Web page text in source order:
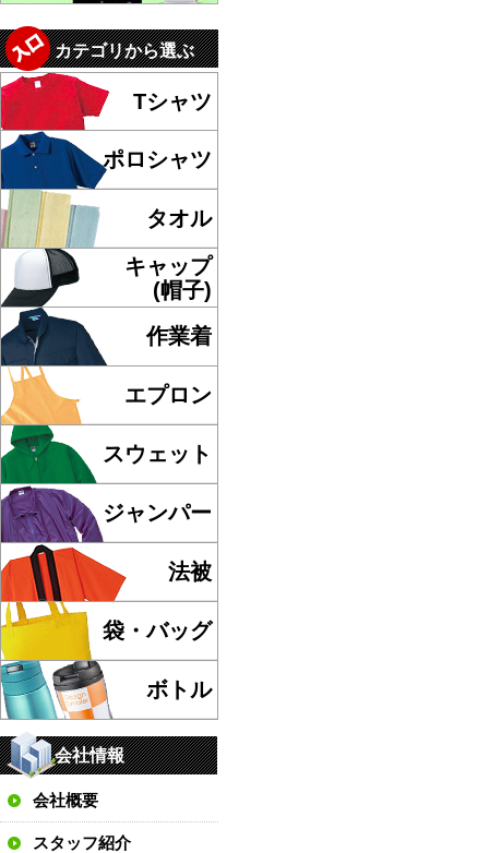
カテゴリから選ぶ
Tシャツ
ポロシャツ
タオル
キャップ
(帽子)
作業着
エプロン
スウェット
ジャンパー
法被
袋・バッグ
ボトル
会社情報
会社概要
スタッフ紹介